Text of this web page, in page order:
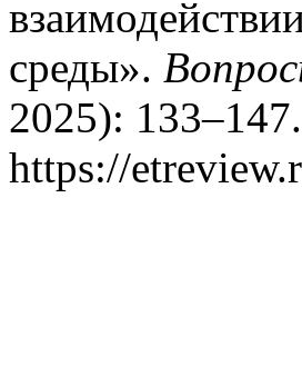
среды».
2025):
https://